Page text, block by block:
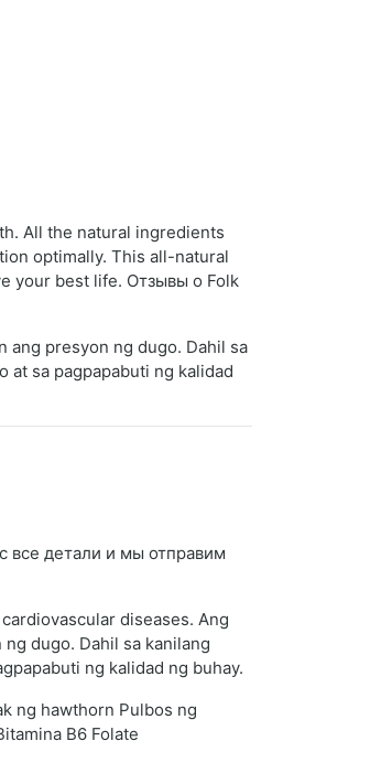
All the natural ingredients
optimally. This all-natural
your best life. Отзывы о Folk
ang presyon ng dugo. Dahil sa
at sa pagpapabuti ng kalidad
все детали и мы отправим
diseases. Ang
dugo. Dahil sa kanilang
ng kalidad ng buhay.
ng hawthorn Pulbos ng
B6 Folate